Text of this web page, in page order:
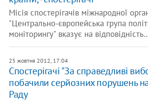
Місія спостерігачів міжнародної
"Центрально-європейська група
моніторингу" вказує на
25 жовтня 2012, 17:04
Спостерігачі "За справедливі
побачили серйозних порушень
Раду